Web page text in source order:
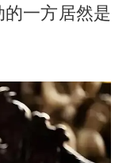
一方居然是